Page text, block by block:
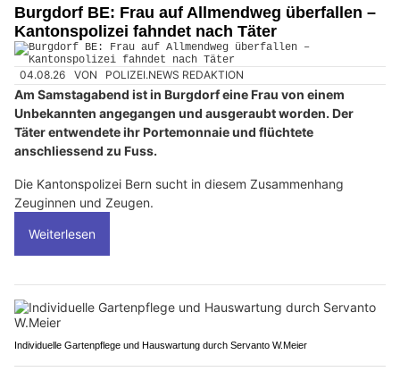
Burgdorf BE: Frau auf Allmendweg überfallen –
Kantonspolizei fahndet nach Täter
04.08.26 VON POLIZEI.NEWS REDAKTION
Am Samstagabend ist in Burgdorf eine Frau von einem
Unbekannten angegangen und ausgeraubt worden. Der
Täter entwendete ihr Portemonnaie und flüchtete
anschliessend zu Fuss.
Die Kantonspolizei Bern sucht in diesem Zusammenhang
Zeuginnen und Zeugen.
Weiterlesen
Individuelle Gartenpflege und Hauswartung durch Servanto W.Meier